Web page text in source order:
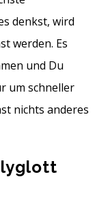
denkst, wird
werden. Es
und Du
um schneller
nichts anderes